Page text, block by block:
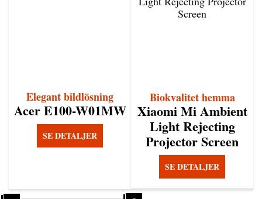
Elegant bildlösning
Acer E100-W01MW
SE DETALJER
Biokvalitet hemma
Xiaomi Mi Ambient
Light Rejecting
Projector Screen
SE DETALJER